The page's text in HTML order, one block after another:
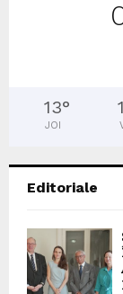
13°
JOI
Editoriale